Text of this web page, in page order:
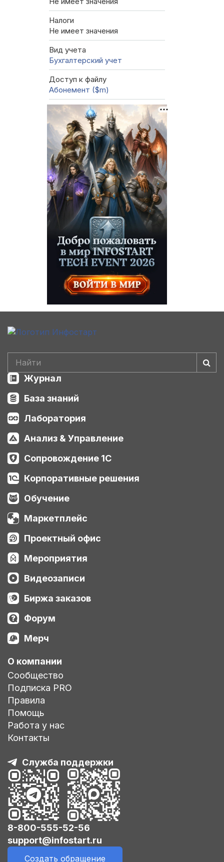
Налоги
Не имеет значения
Вид учета
Бухгалтерский учет
Доступ к файлу
Абонемент ($m)
Журнал
База знаний
Лаборатория
Анализ & Управление
Сопровождение 1С
Корпоративные решения
Обучение
Маркетплейс
Проектный офис
Мероприятия
Видеозаписи
Биржа заказов
Форум
Мерч
О компании
Сообщество
Подписка PRO
Правила
Помощь
Работа у нас
Контакты
Служба поддержки
8-800-555-52-56
support@infostart.ru
Создать обращение